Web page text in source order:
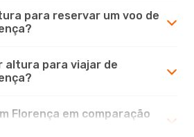
para reservar um voo de
altura para viajar de
Florença em comparação